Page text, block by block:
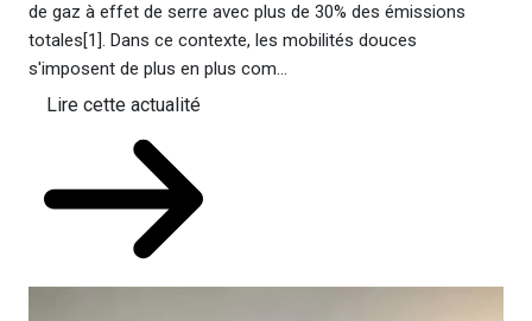
de gaz à effet de serre avec plus de 30% des émissions
totales[1]. Dans ce contexte, les mobilités douces
s'imposent de plus en plus com...
Lire cette actualité